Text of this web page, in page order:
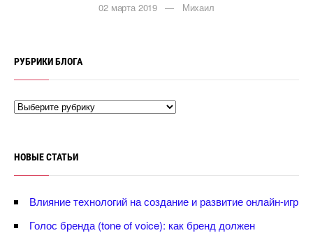
02 марта 2019 — Михаил
РУБРИКИ БЛОГА
НОВЫЕ СТАТЬИ
лияние технологий на создание и развитие онлайн-игр
Голос бренда (tone of voice): как бренд должен